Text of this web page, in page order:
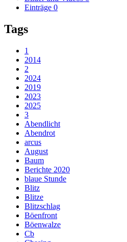
Einträge 0
Tags
1
2014
2
2024
2019
2023
2025
3
Abendlicht
Abendrot
arcus
August
Baum
Berichte 2020
blaue Stunde
Blitz
Blitze
Blitzschlag
Böenfront
Böenwalze
Cb